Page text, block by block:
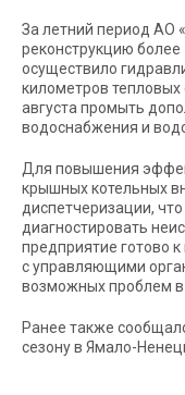
За летний период АО
реконструкцию
осуществило
километров
августа промыть
водоснабжения и
Для повышения
крышных котельных
диспетчеризации,
диагностировать
предприятие готово
с управляющими
возможных проблем в
Ранее также
сезону в Ямало-